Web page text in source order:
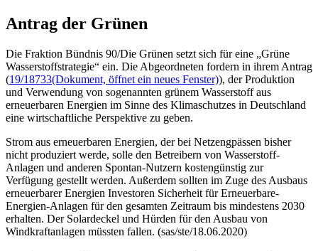
Antrag der Grünen
Die Fraktion Bündnis 90/Die Grünen setzt sich für eine „Grüne
Wasserstoffstrategie“ ein. Die Abgeordneten fordern in ihrem Antrag
(19/18733(Dokument, öffnet ein neues Fenster)), der Produktion
und Verwendung von sogenannten grünem Wasserstoff aus
erneuerbaren Energien im Sinne des Klimaschutzes in Deutschland
eine wirtschaftliche Perspektive zu geben.
Strom aus erneuerbaren Energien, der bei Netzengpässen bisher
nicht produziert werde, solle den Betreibern von Wasserstoff-
Anlagen und anderen Spontan-Nutzern kostengünstig zur
Verfügung gestellt werden. Außerdem sollten im Zuge des Ausbaus
erneuerbarer Energien Investoren Sicherheit für Erneuerbare-
Energien-Anlagen für den gesamten Zeitraum bis mindestens 2030
erhalten. Der Solardeckel und Hürden für den Ausbau von
Windkraftanlagen müssten fallen. (sas/ste/18.06.2020)